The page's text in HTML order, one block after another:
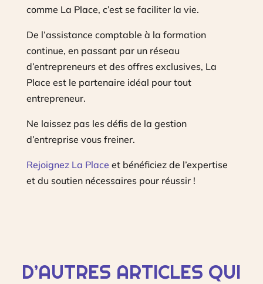
comme La Place, c’est se faciliter la vie.
De l’assistance comptable à la formation
continue, en passant par un réseau
d’entrepreneurs et des offres exclusives, La
Place est le partenaire idéal pour tout
entrepreneur.
Ne laissez pas les défis de la gestion
d’entreprise vous freiner.
Rejoignez La Place et bénéficiez de l’expertise
et du soutien nécessaires pour réussir !
D’AUTRES ARTICLES QUI